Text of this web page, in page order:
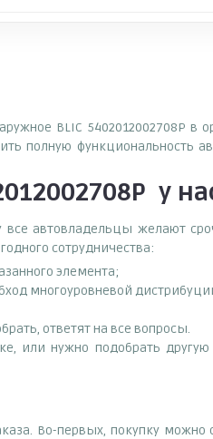
BLIC 5402012002708P в
полную функциональность
у
все автовладельцы желают
сотрудничества:
элемента;
многоуровневой
ответят на все вопросы.
или нужно подобрать
Во-первых, покупку можно